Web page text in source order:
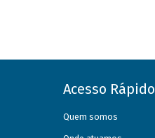
Acesso Rápido
Quem somos